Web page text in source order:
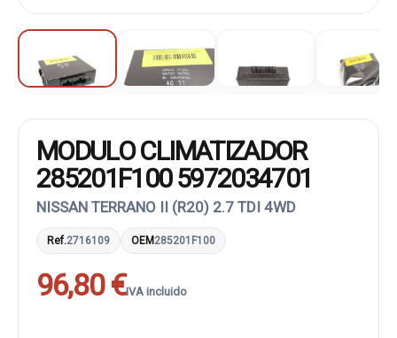
MODULO CLIMATIZADOR
285201F100 5972034701
NISSAN TERRANO II (R20) 2.7 TDI 4WD
Ref.2716109 OEM285201F100
96,80 €IVA incluido